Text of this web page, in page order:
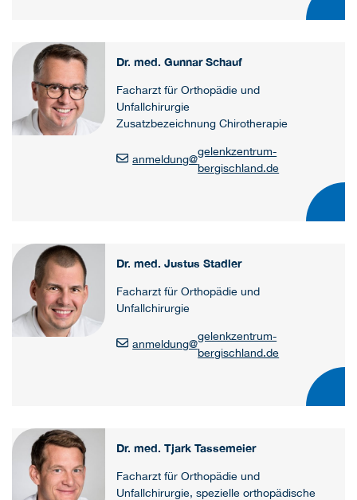
Dr. med. Gunnar Schauf
Facharzt für Orthopädie und
Unfallchirurgie
Zusatzbezeichnung Chirotherapie
anmeldung@
gelenkzentrum-
bergischland.de
Dr. med. Justus Stadler
Facharzt für Orthopädie und
Unfallchirurgie
anmeldung@
gelenkzentrum-
bergischland.de
Dr. med. Tjark Tassemeier
Facharzt für Orthopädie und
Unfallchirurgie, spezielle orthopädische